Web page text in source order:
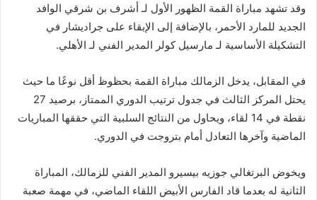
وقد تشهد مباراة القمة الظهور الأول لـ أشرف بن شرقي الوافد
الجديد للمارد الأحمر، بالإضافة إلى الإبقاء على جراديشار في
التشكيلة الأساسية لـ مارسيل كولر المدير الفني لـ الأهلي.
في المقابل، يدخل الزمالك مباراة القمة بحظوظ أقل نوعًا ما حيث
يحتل المركز الثالث في جدول ترتيب الدوري الممتاز، برصيد 27
نقطة في 14 لقاء، ويحاول من النتائج السلبية التي حققها المباريات
الماضية وآخرها التعادل أمام بتروجت في الدوري.
ويخوض البرتغالي جوزيه بيسيرو المدير الفني للزمالك، المباراة
الثانية له بعدما قاد الفارس الأبيض اللقاء الماضي، في مهمة صعبة